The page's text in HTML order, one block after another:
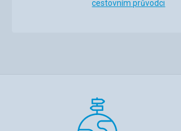
cestovním průvodci